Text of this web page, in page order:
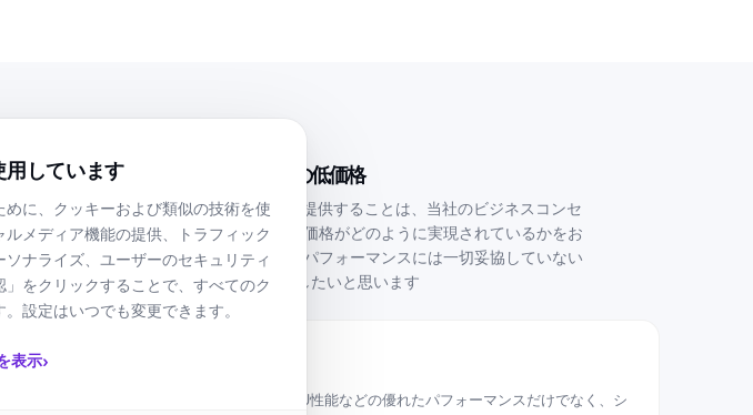
用しています
に、クッキーおよび類似の技術を使
メディア機能の提供、トラフィック
ナライズ、ユーザーのセキュリティ
をクリックすることで、すべてのク
設定はいつでも変更できます。
表示›
当社の低価格
サーバーおよびITサービスに低価格を提供することは、当社のビジネスコンセ
プトの一部です。ここでは、当社の低価格がどのように実現されているかをお
客様にご説明します。セキュリティとパフォーマンスには一切妥協していない
ことをお伝えしたいと思います
当社のハードウェアでは、CPU性能などの優れたパフォーマンスだけでなく、シ